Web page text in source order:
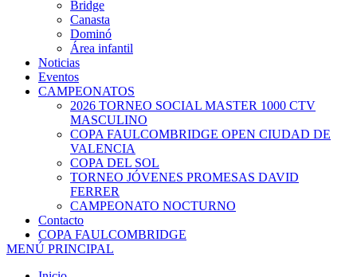
Bridge
Canasta
Dominó
Área infantil
Noticias
Eventos
CAMPEONATOS
2026 TORNEO SOCIAL MASTER 1000 CTV
MASCULINO
COPA FAULCOMBRIDGE OPEN CIUDAD DE
VALENCIA
COPA DEL SOL
TORNEO JÓVENES PROMESAS DAVID
FERRER
CAMPEONATO NOCTURNO
Contacto
COPA FAULCOMBRIDGE
MENÚ PRINCIPAL